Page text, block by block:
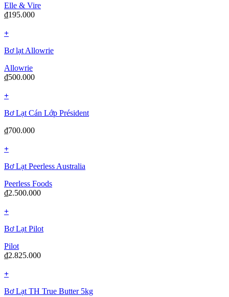
Elle & Vire
₫195.000
+
Bơ lạt Allowrie
Allowrie
₫500.000
+
Bơ Lạt Cán Lớp Président
₫700.000
+
Bơ Lạt Peerless Australia
Peerless Foods
₫2.500.000
+
Bơ Lạt Pilot
Pilot
₫2.825.000
+
Bơ Lạt TH True Butter 5kg